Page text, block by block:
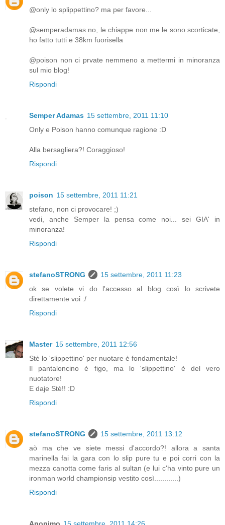
@only lo splippettino? ma per favore...
@semperadamas no, le chiappe non me le sono scorticate,
ho fatto tutti e 38km fuorisella
@poison non ci prvate nemmeno a mettermi in minoranza
sul mio blog!
Rispondi
Semper Adamas 15 settembre, 2011 11:10
Only e Poison hanno comunque ragione :D
Alla bersagliera?! Coraggioso!
Rispondi
poison 15 settembre, 2011 11:21
stefano, non ci provocare! ;)
vedi, anche Semper la pensa come noi... sei GIA' in
minoranza!
Rispondi
stefanoSTRONG
15 settembre, 2011 11:23
ok se volete vi do l'accesso al blog così lo scrivete
direttamente voi :/
Rispondi
Master 15 settembre, 2011 12:56
Stè lo 'slippettino' per nuotare è fondamentale!
Il pantaloncino è figo, ma lo 'slippettino' è del vero
nuotatore!
E daje Stè!! :D
Rispondi
stefanoSTRONG
15 settembre, 2011 13:12
aò ma che ve siete messi d'accordo?! allora a santa
marinella fai la gara con lo slip pure tu e poi corri con la
mezza canotta come faris al sultan (e lui c'ha vinto pure un
ironman world championsip vestito così............)
Rispondi
Anonimo 15 settembre, 2011 14:26